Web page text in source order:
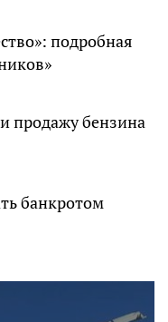
подробная
продажу бензина
банкротом